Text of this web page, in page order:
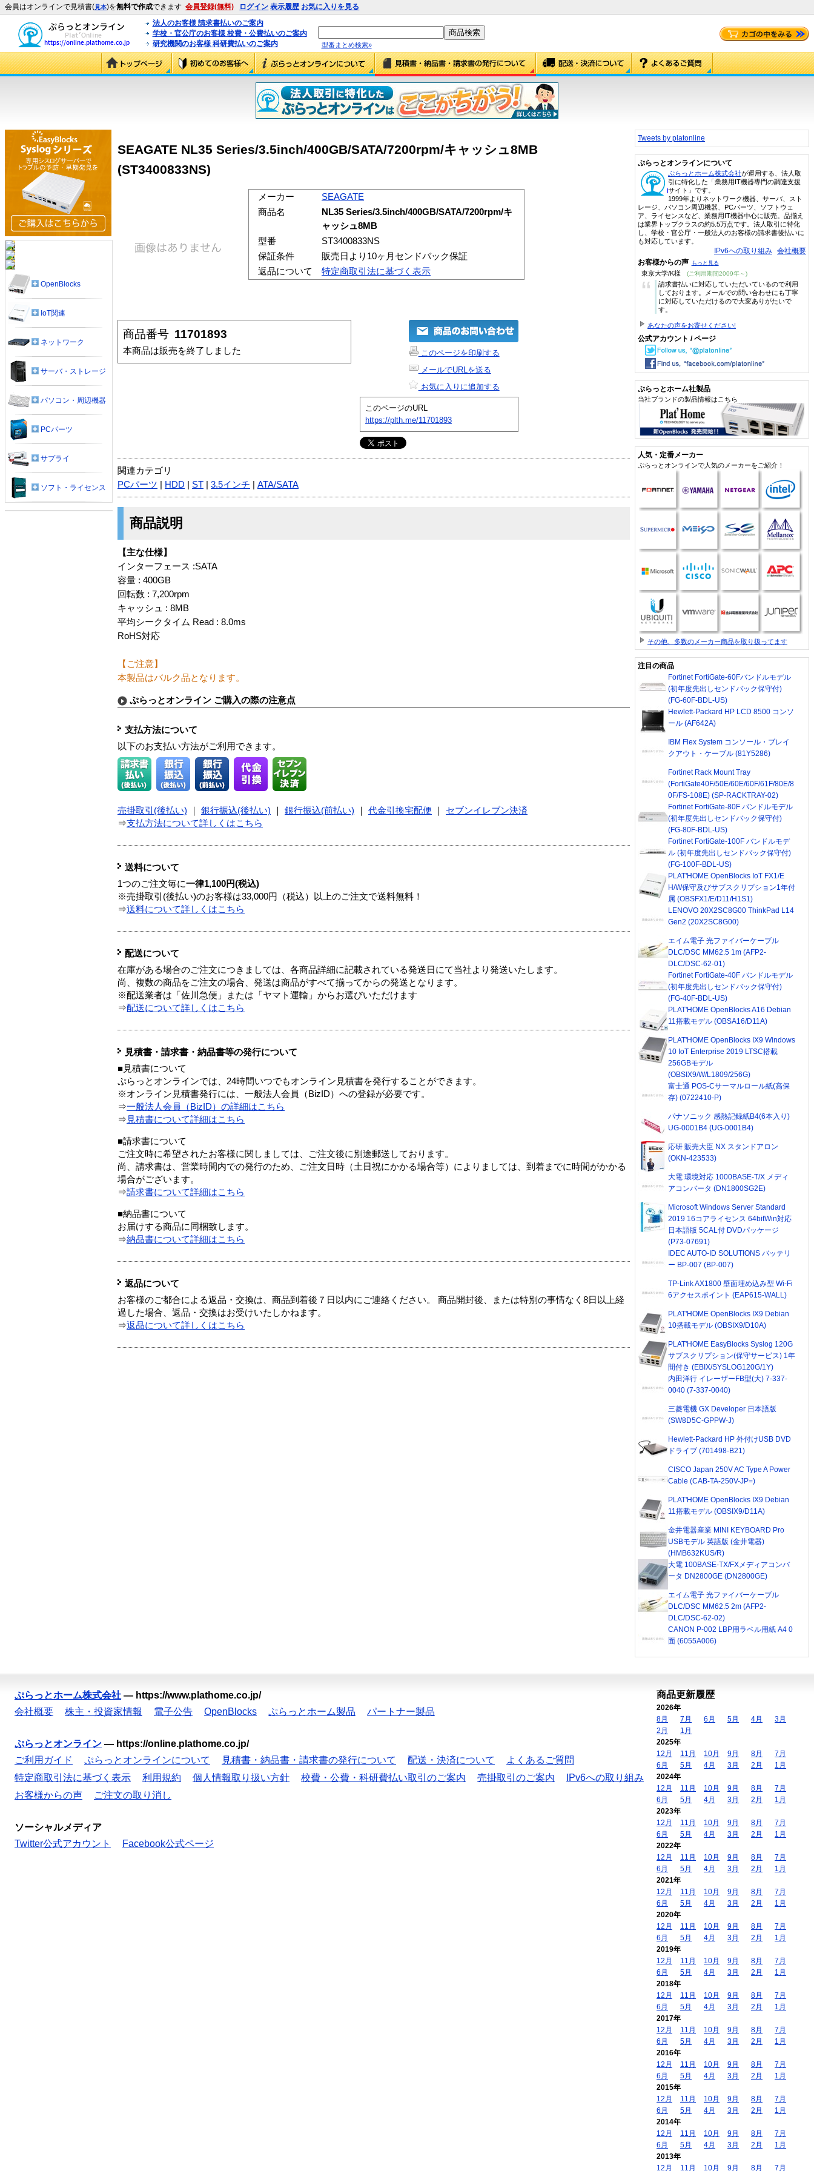
会員はオンラインで見積書(見本)を無料で作成できます 会員登録(無料) ログイン 表示履歴 お気に入りを見る
法人のお客様 請求書払いのご案内
学校・官公庁のお客様 校費・公費払いのご案内
研究機関のお客様 科研費払いのご案内
型番まとめ検索»
SEAGATE NL35 Series/3.5inch/400GB/SATA/7200rpm/キャッシュ8MB
(ST3400833NS)
メーカー
SEAGATE
商品名
NL35 Series/3.5inch/400GB/SATA/7200rpm/キ
ャッシュ8MB
型番
ST3400833NS
保証条件
販売日より10ヶ月センドバック保証
返品について
特定商取引法に基づく表示
商品番号 11701893
本商品は販売を終了しました
このページを印刷する
メールでURLを送る
お気に入りに追加する
このページのURL
https://plth.me/11701893
関連カテゴリ
PCパーツ
HDD ST 3.5インチ ATA/SATA
商品説明
【主な仕様】
インターフェース :SATA
容量 : 400GB
回転数 : 7,200rpm
キャッシュ : 8MB
平均シークタイム Read : 8.0ms
RoHS対応
【ご注意】
本製品はバルク品となります。
ぷらっとオンライン ご購入の際の注意点
支払方法について
以下のお支払い方法がご利用できます。
売掛取引(後払い) 銀行振込(後払い) 銀行振込(前払い) 代金引換宅配便
セブンイレブン決済
⇒支払方法について詳しくはこちら
送料について
1つのご注文毎に一律1,100円(税込)
※売掛取引(後払い)のお客様は33,000円（税込）以上のご注文で送料無料！
⇒送料について詳しくはこちら
配送について
在庫がある場合のご注文につきましては、各商品詳細に記載されている発送日にて当社より発送いたします。
尚、複数の商品をご注文の場合、発送は商品がすべて揃ってからの発送となります。
※配送業者は「佐川急便」または「ヤマト運輸」からお選びいただけます
⇒配送について詳しくはこちら
見積書・請求書・納品書等の発行について
■見積書について
ぷらっとオンラインでは、24時間いつでもオンライン見積書を発行することができます。
※オンライン見積書発行には、一般法人会員（BizID）への登録が必要です。
⇒一般法人会員（BizID）の詳細はこちら
⇒ 見積書について詳細はこちら
■請求書について
ご注文時に希望されたお客様に関しましては、ご注文後に別途郵送しております。
尚、請求書は、営業時間内での発行のため、ご注文日時（土日祝にかかる場合等）によりましては、到着までに時間がかかる
場合がございます。
⇒請求書について詳細はこちら
■納品書について
お届けする商品に同梱致します。
⇒納品書について詳細はこちら
返品について
お客様のご都合による返品・交換は、商品到着後７日以内にご連絡ください。 商品開封後、または特別の事情なく8日以上経
過した場合、返品・交換はお受けいたしかねます。
⇒返品について詳しくはこちら
OpenBlocks
IoT関連
ネットワーク
サーバ・ストレージ
パソコン・周辺機器
PCパーツ
サプライ
ソフト・ライセンス
Tweets by platonline
ぷらっとオンラインについて
ぷらっとホーム株式会社が運用する、法人取
引に特化した「業務用IT機器専門の調達支援
サイト」です。
1999年よりネットワーク機器、サーバ、スト
レージ、パソコン周辺機器、PCパーツ、ソフトウェ
ア、ライセンスなど、業務用IT機器中心に販売。品揃え
は業界トップクラスの約5.5万点です。法人取引に特化
し、学校・官公庁・一般法人のお客様の請求書後払いに
も対応しています。
IPv6への取り組み 会社概要
お客様からの声 もっと見る
東京大学/K様 (ご利用期間2009年～)
“
請求書払いに対応していただいているので利用
しております。メールでの問い合わせにも丁寧
に対応していただけるので大変ありがたいで
す。
あなたの声をお寄せください!
公式アカウント / ページ
ぷらっとホーム社製品
当社ブランドの製品情報はこちら
人気・定番メーカー
ぷらっとオンラインで人気のメーカーをご紹介！
その他、多数のメーカー商品を取り扱ってます
注目の商品
Fortinet FortiGate-60Fバンドルモデル
(初年度先出しセンドバック保守付)
(FG-60F-BDL-US)
Hewlett-Packard HP LCD 8500 コンソ
ール (AF642A)
IBM Flex System コンソール・ブレイ
クアウト・ケーブル (81Y5286)
Fortinet Rack Mount Tray
(FortiGate40F/50E/60E/60F/61F/80E/8
0F/FS-108E) (SP-RACKTRAY-02)
Fortinet FortiGate-80F バンドルモデル
(初年度先出しセンドバック保守付)
(FG-80F-BDL-US)
Fortinet FortiGate-100F バンドルモデ
ル (初年度先出しセンドバック保守付)
(FG-100F-BDL-US)
PLAT'HOME OpenBlocks IoT FX1/E
H/W保守及びサブスクリプション1年付
属 (OBSFX1/E/D11/H1S1)
LENOVO 20X2SC8G00 ThinkPad L14
Gen2 (20X2SC8G00)
エイム電子 光ファイバーケーブル
DLC/DSC MM62.5 1m (AFP2-
DLC/DSC-62-01)
Fortinet FortiGate-40F バンドルモデル
(初年度先出しセンドバック保守付)
(FG-40F-BDL-US)
PLAT'HOME OpenBlocks A16 Debian
11搭載モデル (OBSA16/D11A)
PLAT'HOME OpenBlocks IX9 Windows
10 IoT Enterprise 2019 LTSC搭載
256GBモデル
(OBSIX9/W/L1809/256G)
富士通 POS-Cサーマルロール紙(高保
存) (0722410-P)
パナソニック 感熱記録紙B4(6本入り)
UG-0001B4 (UG-0001B4)
応研 販売大臣 NX スタンドアロン
(OKN-423533)
大電 環境対応 1000BASE-T/X メディ
アコンバータ (DN1800SG2E)
Microsoft Windows Server Standard
2019 16コアライセンス 64bitWin対応
日本語版 5CAL付 DVDパッケージ
(P73-07691)
IDEC AUTO-ID SOLUTIONS バッテリ
ー BP-007 (BP-007)
TP-Link AX1800 壁面埋め込み型 Wi-Fi
6アクセスポイント (EAP615-WALL)
PLAT'HOME OpenBlocks IX9 Debian
10搭載モデル (OBSIX9/D10A)
PLAT'HOME EasyBlocks Syslog 120G
サブスクリプション(保守サービス) 1年
間付き (EBIX/SYSLOG120G/1Y)
内田洋行 イレーザーFB型(大) 7-337-
0040 (7-337-0040)
三菱電機 GX Developer 日本語版
(SW8D5C-GPPW-J)
Hewlett-Packard HP 外付けUSB DVD
ドライブ (701498-B21)
CISCO Japan 250V AC Type A Power
Cable (CAB-TA-250V-JP=)
PLAT'HOME OpenBlocks IX9 Debian
11搭載モデル (OBSIX9/D11A)
金井電器産業 MINI KEYBOARD Pro
USBモデル 英語版 (金井電器)
(HMB632KUS/R)
大電 100BASE-TX/FXメディアコンバ
ータ DN2800GE (DN2800GE)
エイム電子 光ファイバーケーブル
DLC/DSC MM62.5 2m (AFP2-
DLC/DSC-62-02)
CANON P-002 LBP用ラベル用紙 A4 0
面 (6055A006)
ぷらっとホーム株式会社 — https://www.plathome.co.jp/
会社概要
株主・投資家情報 電子公告 OpenBlocks ぷらっとホーム製品 パートナー製品
ぷらっとオンライン — https://online.plathome.co.jp/
ご利用ガイド
ぷらっとオンラインについて 見積書・納品書・請求書の発行について 配送・決済について
よくあるご質問
特定商取引法に基づく表示
利用規約 個人情報取り扱い方針 校費・公費・科研費払い取引のご案内 売掛取引のご案内
IPv6への取り組み
お客様からの声
ご注文の取り消し
ソーシャルメディア
Twitter公式アカウント
Facebook公式ページ
商品更新履歴
2026年
8月
7月 6月 5月 4月
3月
2月
1月
2025年
12月
11月 10月 9月 8月
7月
6月
5月 4月 3月 2月
1月
2024年
12月
11月 10月 9月 8月
7月
6月
5月 4月 3月 2月
1月
2023年
12月
11月 10月 9月 8月
7月
6月
5月 4月 3月 2月
1月
2022年
12月
11月 10月 9月 8月
7月
6月
5月 4月 3月 2月
1月
2021年
12月
11月 10月 9月 8月
7月
6月
5月 4月 3月 2月
1月
2020年
12月
11月 10月 9月 8月
7月
6月
5月 4月 3月 2月
1月
2019年
12月
11月 10月 9月 8月
7月
6月
5月 4月 3月 2月
1月
2018年
12月
11月 10月 9月 8月
7月
6月
5月 4月 3月 2月
1月
2017年
12月
11月 10月 9月 8月
7月
6月
5月 4月 3月 2月
1月
2016年
12月
11月 10月 9月 8月
7月
6月
5月 4月 3月 2月
1月
2015年
12月
11月 10月 9月 8月
7月
6月
5月 4月 3月 2月
1月
2014年
12月
11月 10月 9月 8月
7月
6月
5月 4月 3月 2月
1月
2013年
12月
11月 10月 9月 8月 7月